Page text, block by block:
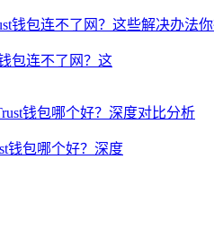
包连不了网？这
钱包哪个好？深度